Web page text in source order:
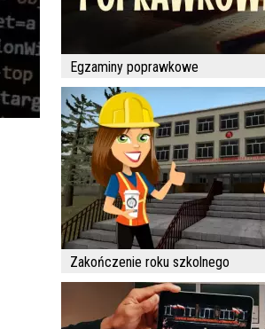
Egzaminy poprawkowe
Zakończenie roku szkolnego